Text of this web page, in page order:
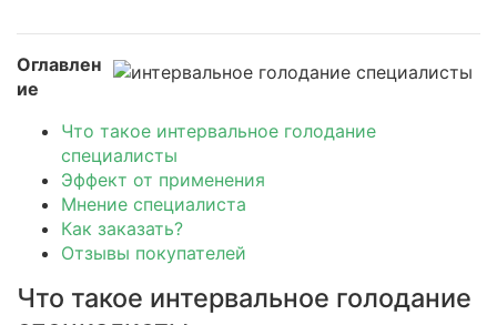
Оглавлен
ие
Что такое интервальное голодание
специалисты
Эффект от применения
Мнение специалиста
Как заказать?
Отзывы покупателей
Что такое интервальное голодание